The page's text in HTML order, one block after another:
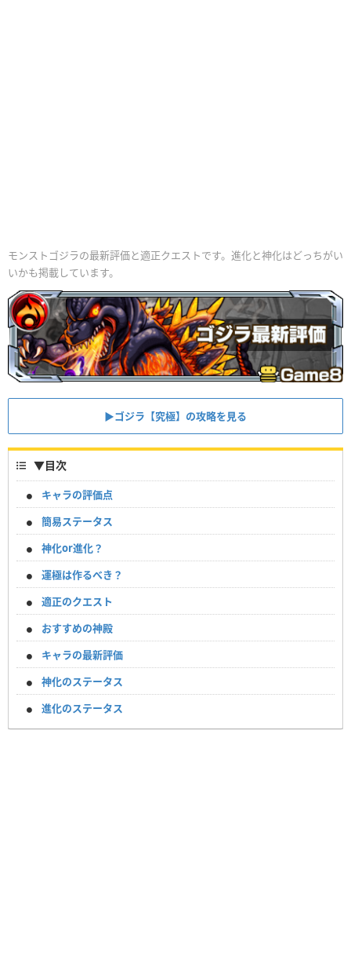
モンストゴジラの最新評価と適正クエストです。進化と神化はどっちがい
いかも掲載しています。
▶︎ゴジラ【究極】の攻略を見る
▼目次
キャラの評価点
簡易ステータス
神化or進化？
運極は作るべき？
適正のクエスト
おすすめの神殿
キャラの最新評価
神化のステータス
進化のステータス